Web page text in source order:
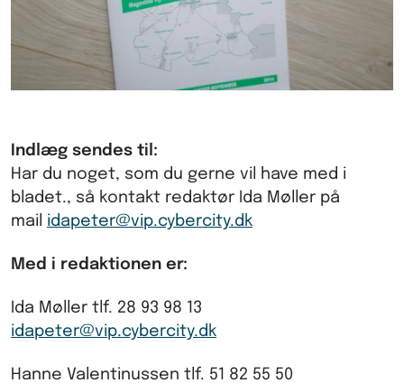
Indlæg sendes til:
Har du noget, som du gerne vil have med i
bladet., så kontakt redaktør Ida Møller på
mail idapeter@vip.cybercity.dk
Med i redaktionen er:
Ida Møller tlf. 28 93 98 13
idapeter@vip.cybercity.dk
Hanne Valentinussen tlf. 51 82 55 50